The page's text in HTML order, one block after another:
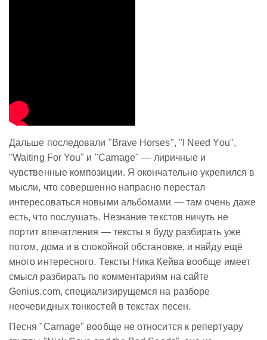
Дальше последовали "Brave Horses", "I Need You",
"Waiting For You" и "Carnage" — лиричные и
чувственные композиции. Я окончательно укрепился в
мысли, что совершенно напрасно перестал
интересоваться новыми альбомами — там очень даже
есть, что послушать. Незнание текстов ничуть не
портит впечатления — тексты я буду разбирать уже
потом, дома и в спокойной обстановке, и найду ещё
много интересного. Тексты Ника Кейва вообще имеет
смысл разбирать по комментариям на сайте
Genius.com, специализирущемся на разборе
неочевидных тонкостей в текстах песен.
Песня "Carnage" вообще не относится к репертуару